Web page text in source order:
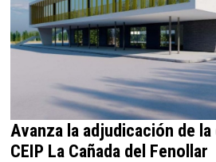
Avanza la adjudicación de
CEIP La Cañada del Fenollar